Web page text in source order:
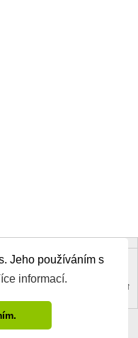
Jeho používáním s
informací.
. Back to Top ↑